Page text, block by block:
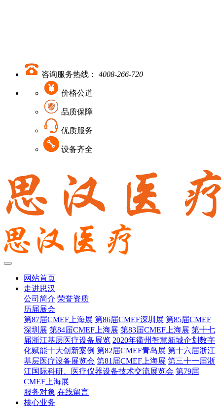
咨询服务热线： 4008-266-720
价格公道
品质保障
优质服务
设备齐全
网站首页
走进思汉
公司简介 荣誉资质
历届展会
第87届CMEF上海展 第86届CMEF深圳展 第85届CMEF
深圳展 第84届CMEF上海展 第83届CMEF上海展 第十七
届浙江基层医疗设备展览 2020年衢州智慧新城企划数字
化赋能十大创新案例 第82届CMEF青岛展 第十六届浙江
基层医疗设备展览会 第81届CMEF上海展 第三十一届浙
江国际科研、医疗仪器设备技术交流展览会 第79届
CMEF上海展
服务对象 在线留言
核心业务